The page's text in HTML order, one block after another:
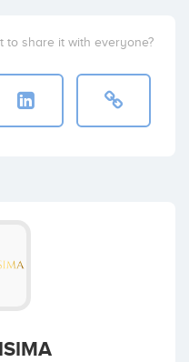
to share it with everyone?